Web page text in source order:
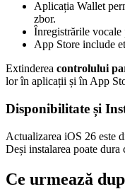
Aplicația Wallet
zbor.
Înregistrările vocale
App Store include
Extinderea controlului
lor în aplicații și în App
Disponibilitate și
Actualizarea iOS 26 este
Deși instalarea poate
Ce urmează